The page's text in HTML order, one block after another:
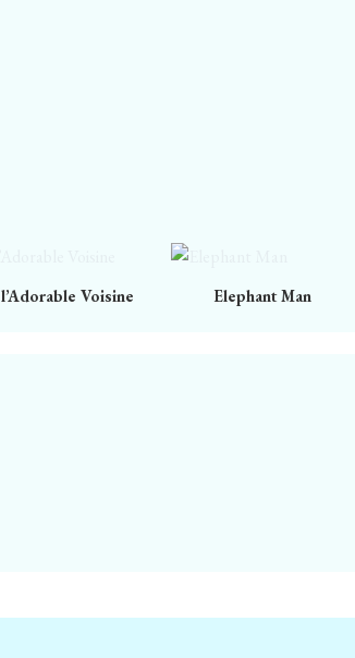
l’Adorable Voisine Elephant Man